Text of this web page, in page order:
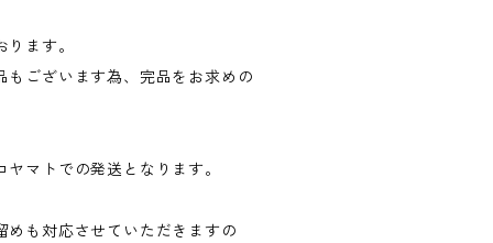
ます。
ございます為、完品をお求めの
マトでの発送となります。
めも対応させていただきますの